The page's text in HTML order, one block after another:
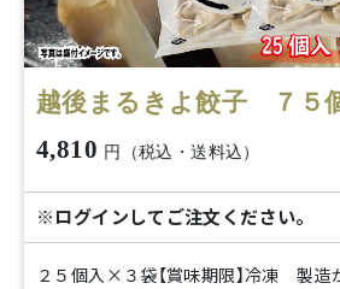
越後まるきよ餃子 ７５
4,810 円（税込・送料込）
※ログインしてご注文ください。
２５個入×３袋【賞味期限】冷凍 製